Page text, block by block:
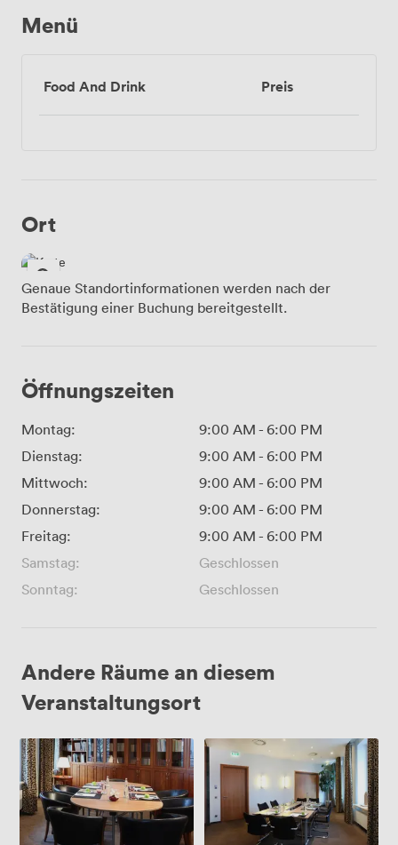
Menü
Food And Drink Preis
Ort
Genaue Standortinformationen werden nach der
Bestätigung einer Buchung bereitgestellt.
Öffnungszeiten
Montag: 9:00 AM - 6:00 PM
Dienstag:
9:00 AM - 6:00 PM
Mittwoch:
9:00 AM - 6:00 PM
Donnerstag:
9:00 AM - 6:00 PM
Freitag:
9:00 AM - 6:00 PM
Samstag:
Geschlossen
Sonntag:
Geschlossen
Andere Räume an diesem
Veranstaltungsort
Bibilothek Rockefeller